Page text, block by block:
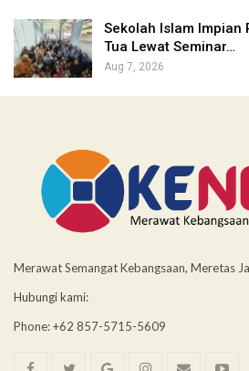
Sekolah Islam Impian
Tua Lewat Seminar…
Aug 7, 2026
Merawat Semangat Kebangsaan, Meretas
Hubungi kami:
Phone: +62 857-5715-5609